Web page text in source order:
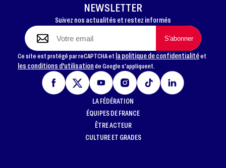
NEWSLETTER
Suivez nos actualités et restez informés
Ce site est protégé par reCAPTCHA et la politique de confidentialitéet
les conditions d'utilisationde Google s'appliquent.
LA FÉDÉRATION
ÉQUIPES DE FRANCE
ÊTRE ACTEUR
CULTURE ET GRADES